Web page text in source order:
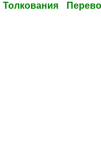
Толкования